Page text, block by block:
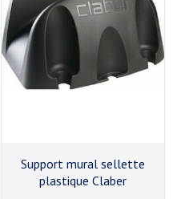
Support mural sellette
plastique Claber